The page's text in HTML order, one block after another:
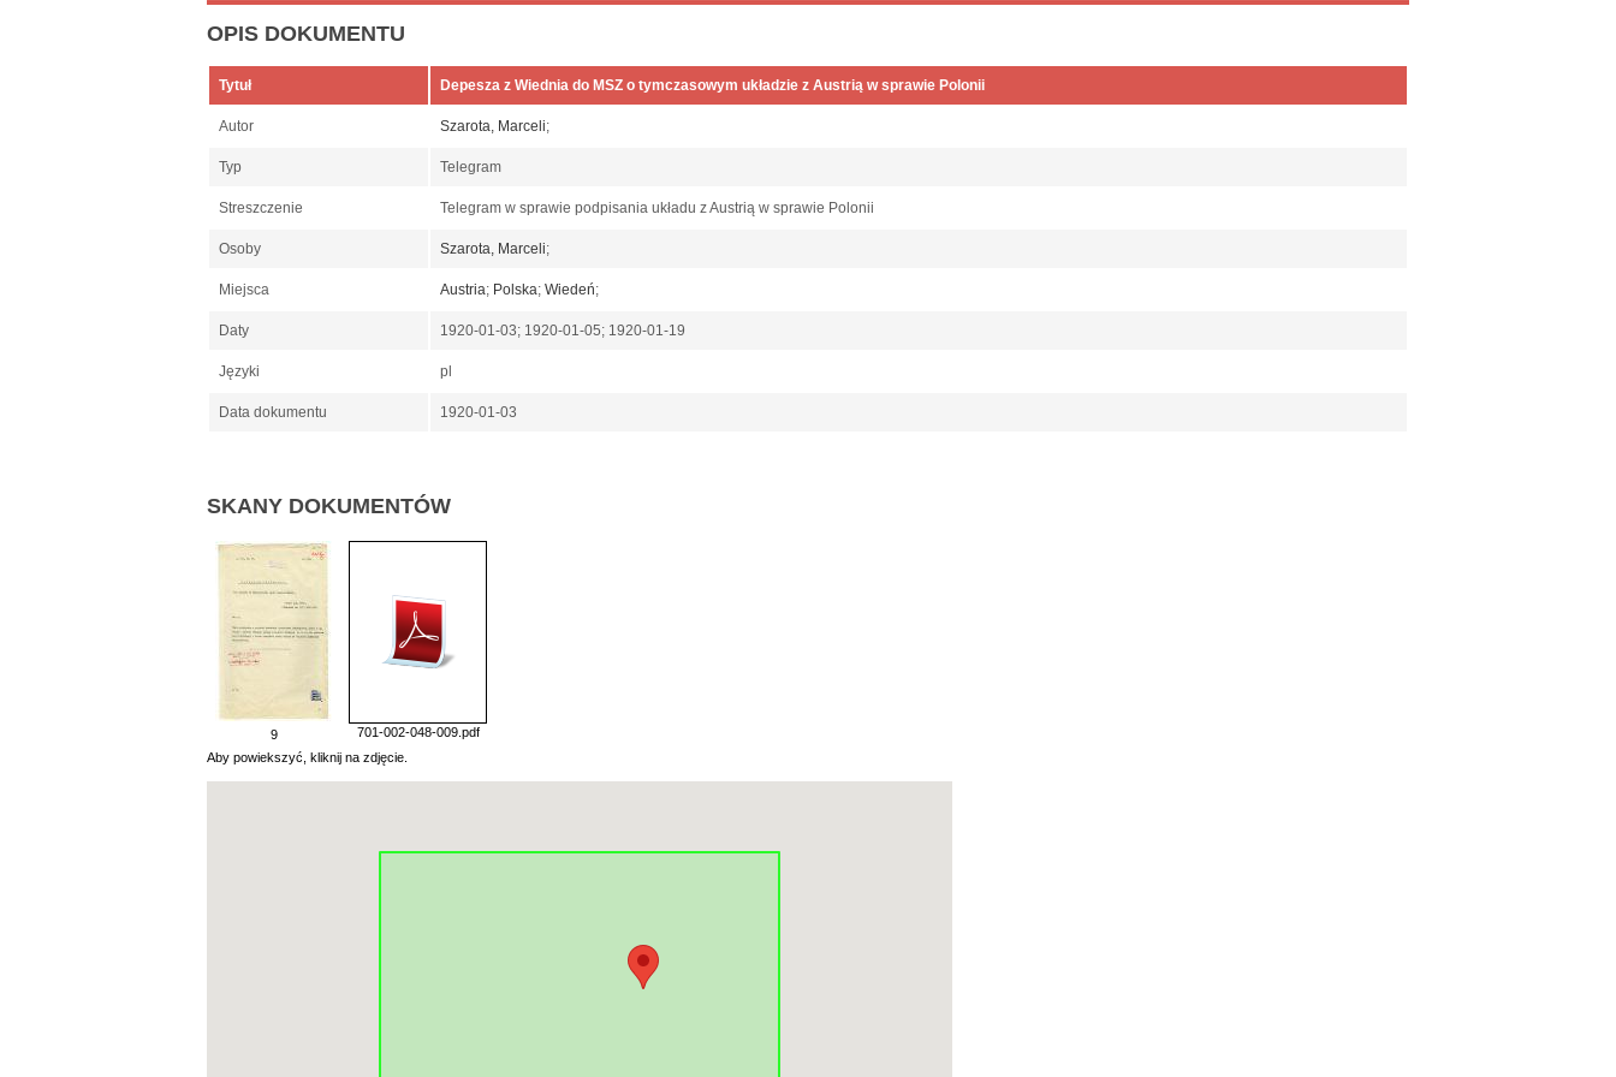
OPIS DOKUMENTU
Tytuł Depesza z Wiednia do MSZ o tymczasowym układzie z Austrią w sprawie Polonii
Autor Szarota, Marceli;
Typ Telegram
Streszczenie Telegram w sprawie podpisania układu z Austrią w sprawie Polonii
Osoby Szarota, Marceli;
Miejsca Austria; Polska; Wiedeń;
Daty 1920-01-03; 1920-01-05; 1920-01-19
Języki pl
Data dokumentu 1920-01-03
SKANY DOKUMENTÓW
9
701-002-048-009.pdf
Aby powiekszyć, kliknij na zdjęcie.